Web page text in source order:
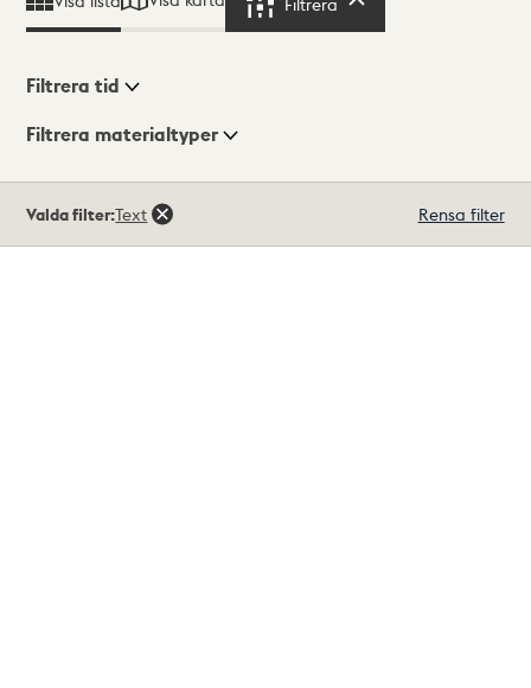
Visningsläge
Filtrera tid
Filtrera materialtyper
träffar
Valda filter:Text Rensa filter